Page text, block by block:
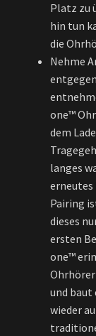
Platz zu
hin tun
die
Nehme
one™
dem
langes
Pairing
dieses
ersten
one™
Ohrhörer
und baut
wieder